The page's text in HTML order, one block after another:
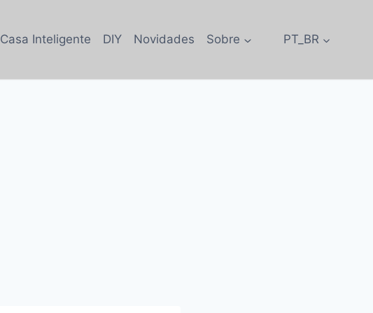
Casa Inteligente DIY Novidades Sobre PT_BR